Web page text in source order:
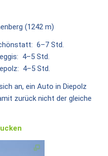
(1242 m)
6–7 Std.
4–5 Std.
4–5 Std.
an, ein Auto in Diepolz
zurück nicht der gleiche